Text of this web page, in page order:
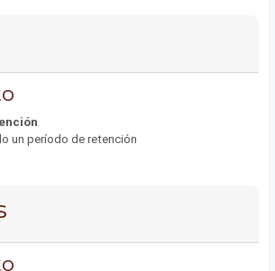
un período de retención